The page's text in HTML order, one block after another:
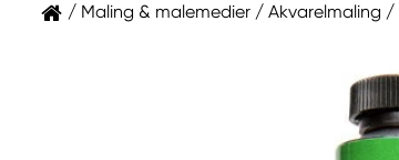
Maling & malemedier Akvarelmaling